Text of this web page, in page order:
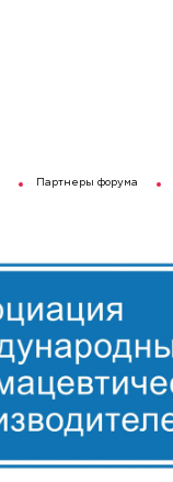
Партнеры форума